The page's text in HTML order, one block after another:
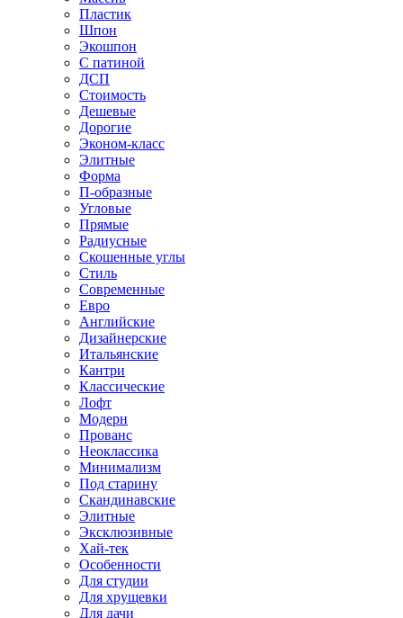
Пластик
Шпон
Экошпон
С патиной
ДСП
Стоимость
Дешевые
Дорогие
Эконом-класс
Элитные
Форма
П-образные
Угловые
Прямые
Радиусные
Скошенные углы
Стиль
Современные
Евро
Английские
Дизайнерские
Итальянские
Кантри
Классические
Лофт
Модерн
Прованс
Неоклассика
Минимализм
Под старину
Скандинавские
Элитные
Эксклюзивные
Хай-тек
Особенности
Для студии
Для хрущевки
Для дачи